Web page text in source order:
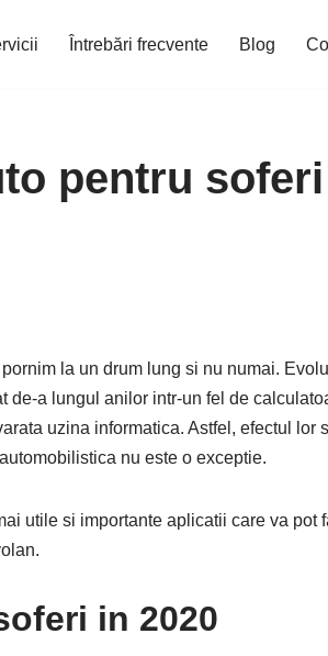
Întrebări frecvente Blog
pentru soferi
la un drum lung si nu numai.
de-a lungul anilor intr-un fel de
uzina informatica. Astfel, efectul lor
nu este o exceptie.
utile si importante aplicatii care va pot
in 2020